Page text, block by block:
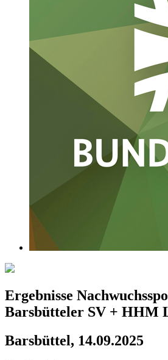
Ergebnisse
Barsbütteler SV + HHM
Barsbüttel, 14.09.2025